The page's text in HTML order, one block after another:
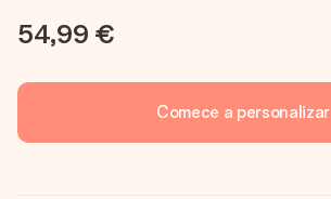
54,99 €
Comece a personalizar